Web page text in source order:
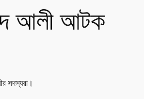
আলী আটক
সদস্যরা।